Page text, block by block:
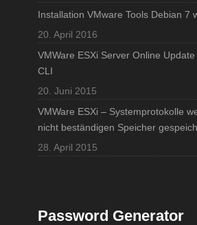
Installation VMware Tools Debian 7
20. April 2016
VMWare ESXi Server Online
CLI
20. Juni 2015
VMWare ESXi – Systemprotokolle
nicht beständigen Speicher
28. April 2015
Password Generator